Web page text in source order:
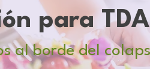
para
al borde del